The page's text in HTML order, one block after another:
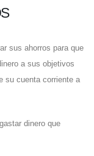
sus ahorros para que
a sus objetivos
su cuenta corriente a
dinero que